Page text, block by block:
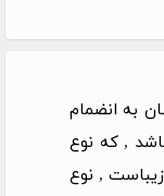
به انضمام
, که نوع
, نوع